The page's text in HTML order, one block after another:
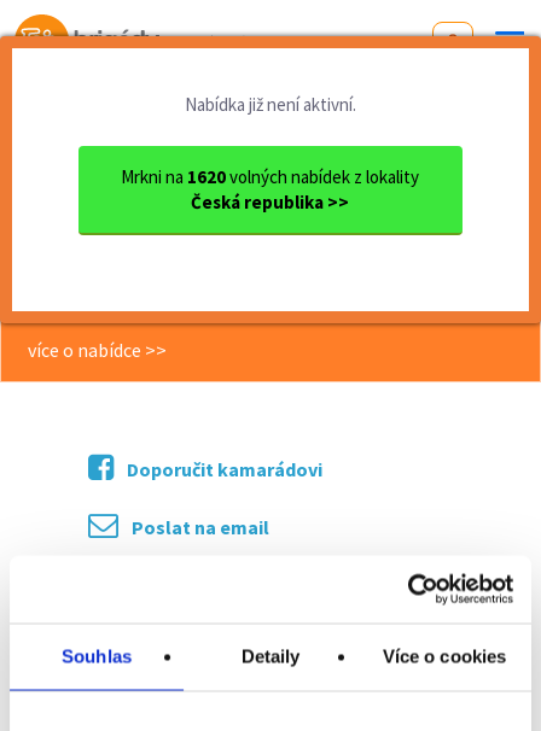
Souhlas Detaily Více o cookies
Od první brigády
Nabídka již není aktivní.
Mrkni na 1620volných nabídek z lokality
Česká republika >>
Zlínský kraj
okres Uherské Hradiště
Uherské Hradiště
Brigáda na plac /číšník / s...
Brigáda na plac /číšník / servírka na
více o nabídce >>
Doporučit kamarádovi
Poslat na email